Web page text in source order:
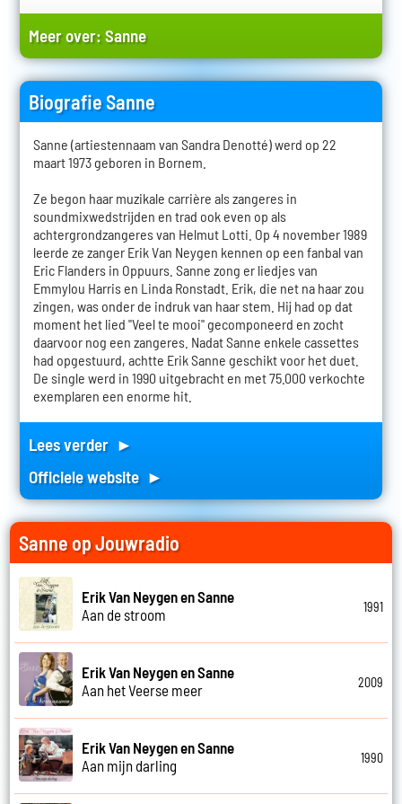
Meer over:Sanne
Biografie Sanne
Sanne (artiestennaam van Sandra Denotté) werd op 22
maart 1973 geboren in Bornem.
Ze begon haar muzikale carrière als zangeres in
soundmixwedstrijden en trad ook even op als
achtergrondzangeres van Helmut Lotti. Op 4 november 1989
leerde ze zanger Erik Van Neygen kennen op een fanbal van
Eric Flanders in Oppuurs. Sanne zong er liedjes van
Emmylou Harris en Linda Ronstadt. Erik, die net na haar zou
zingen, was onder de indruk van haar stem. Hij had op dat
moment het lied "Veel te mooi" gecomponeerd en zocht
daarvoor nog een zangeres. Nadat Sanne enkele cassettes
had opgestuurd, achtte Erik Sanne geschikt voor het duet.
De single werd in 1990 uitgebracht en met 75.000 verkochte
exemplaren een enorme hit.
Lees verder ►
Officiele website ►
Sanne op Jouwradio
Erik Van Neygen en Sanne
Aan de stroom
1991
Erik Van Neygen en Sanne
Aan het Veerse meer
2009
Erik Van Neygen en Sanne
Aan mijn darling
1990